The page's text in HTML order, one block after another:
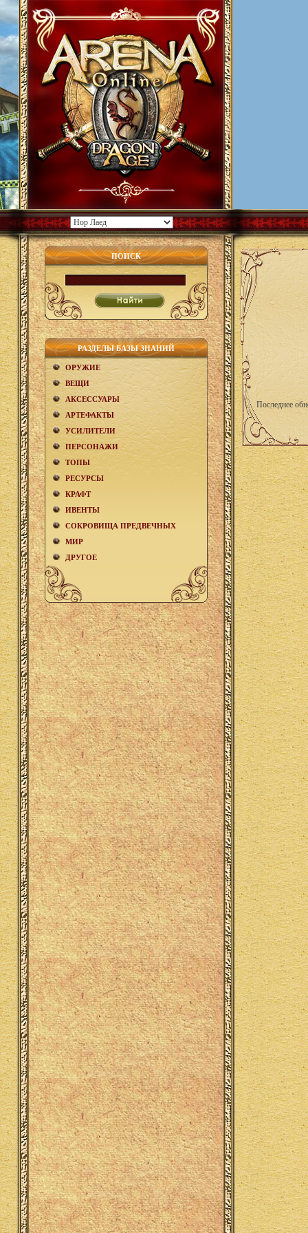
ПОИСК
РАЗДЕЛЫ БАЗЫ ЗНАНИЙ
ОРУЖИЕ
ВЕЩИ
АКCЕСCУАРЫ
АРТЕФАКТЫ
УСИЛИТЕЛИ
ПЕРСОНАЖИ
ТОПЫ
РЕСУРСЫ
КРАФТ
ИВЕНТЫ
СОКРОВИЩА ПРЕДВЕЧНЫХ
МИР
ДРУГОЕ
Последнее